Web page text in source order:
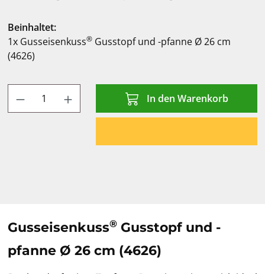
Beinhaltet:
1x Gusseisenkuss® Gusstopf und -pfanne Ø 26 cm
(4626)
Produkt Anzahl: Gib den gewünschten
In den Warenkorb
Gusseisenkuss® Gusstopf und -
pfanne Ø 26 cm (4626)